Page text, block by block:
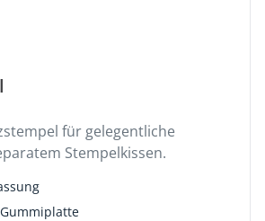
für gelegentliche
Stempelkissen.